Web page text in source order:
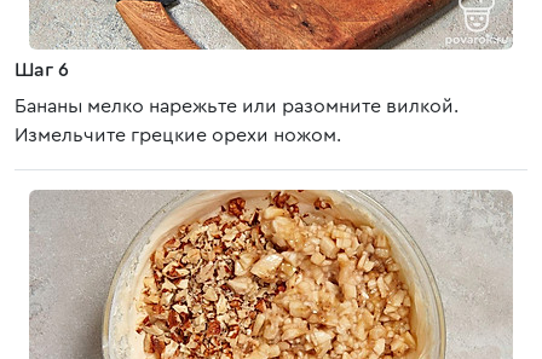
Шаг 6
Бананы мелко нарежьте или разомните вилкой.
Измельчите грецкие орехи ножом.